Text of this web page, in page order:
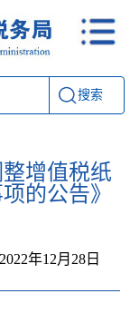
搜索
增值税纸
的公告》
年12月28日